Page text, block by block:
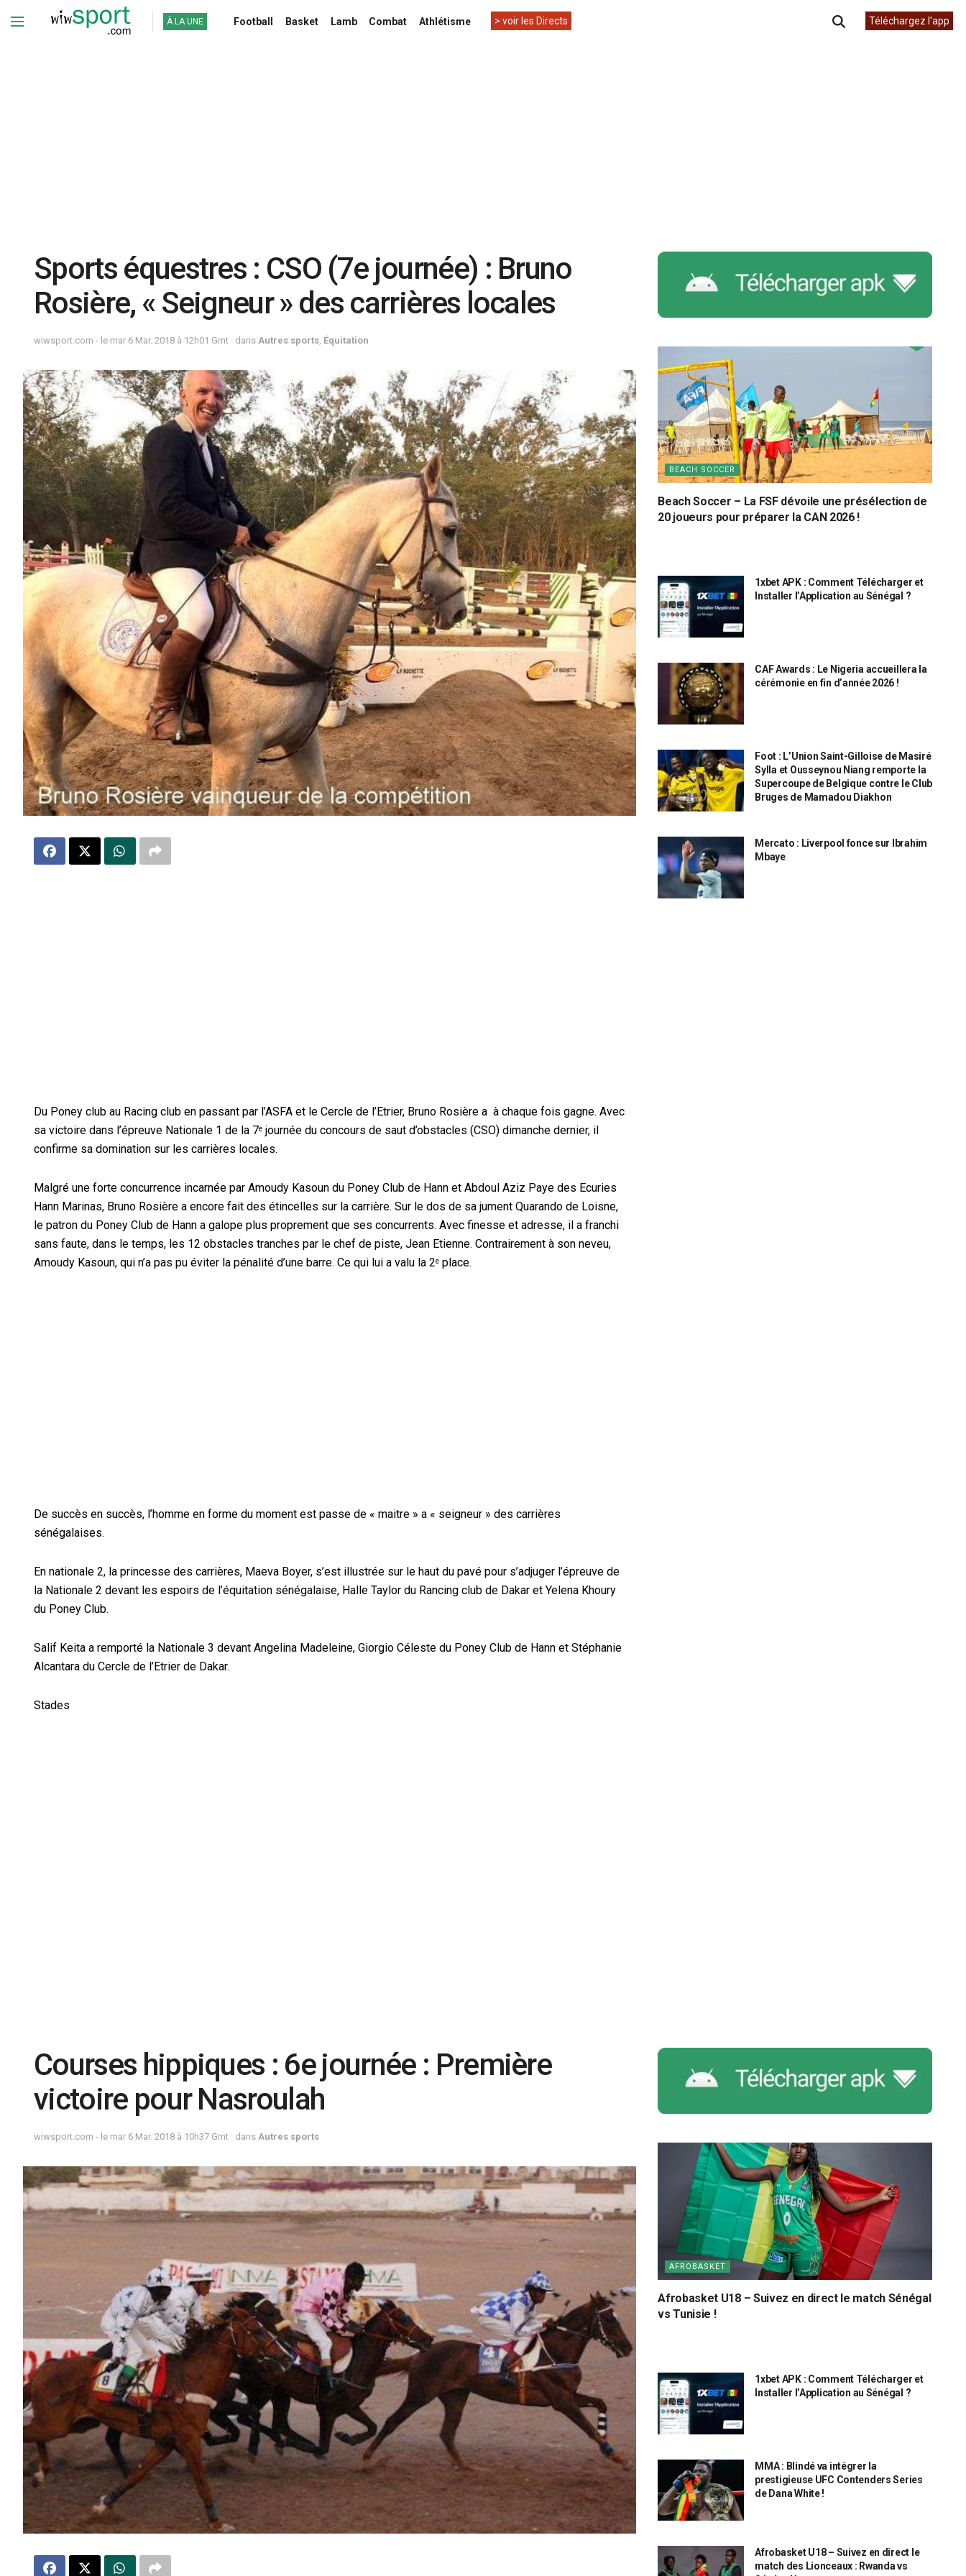
À LA UNE Football Basket Lamb Combat Athlétisme > voir les Directs Téléchargez l'app
Sports équestres : CSO (7e journée) : Bruno
Rosière, « Seigneur » des carrières locales
wiwsport.com - le mar 6 Mar. 2018 à 12h01 Gmt dans Autres sports Équitation
Du Poney club au Racing club en passant par l’ASFA et le Cercle de l’Etrier, Bruno Rosière a à chaque fois gagne. Avec
sa victoire dans l’épreuve Nationale 1 de la 7e journée du concours de saut d’obstacles (CSO) dimanche dernier, il
confirme sa domination sur les carrières locales.
Malgré une forte concurrence incarnée par Amoudy Kasoun du Poney Club de Hann et Abdoul Aziz Paye des Ecuries
Hann Marinas, Bruno Rosière a encore fait des étincelles sur la carrière. Sur le dos de sa jument Quarando de Loisne,
le patron du Poney Club de Hann a galope plus proprement que ses concurrents. Avec finesse et adresse, il a franchi
sans faute, dans le temps, les 12 obstacles tranches par le chef de piste, Jean Etienne. Contrairement à son neveu,
Amoudy Kasoun, qui n’a pas pu éviter la pénalité d’une barre. Ce qui lui a valu la 2e place.
De succès en succès, l’homme en forme du moment est passe de « maitre » a « seigneur » des carrières
sénégalaises.
En nationale 2, la princesse des carrières, Maeva Boyer, s’est illustrée sur le haut du pavé pour s’adjuger l’épreuve de
la Nationale 2 devant les espoirs de l’équitation sénégalaise, Halle Taylor du Rancing club de Dakar et Yelena Khoury
du Poney Club.
Salif Keita a remporté la Nationale 3 devant Angelina Madeleine, Giorgio Céleste du Poney Club de Hann et Stéphanie
Alcantara du Cercle de l’Etrier de Dakar.
Stades
BEACH SOCCER
Beach Soccer – La FSF dévoile une présélection de
20 joueurs pour préparer la CAN 2026 !
1xbet APK : Comment Télécharger et
Installer l’Application au Sénégal ?
CAF Awards : Le Nigeria accueillera la
cérémonie en fin d’année 2026 !
Foot : L’Union Saint-Gilloise de Masiré
Sylla et Ousseynou Niang remporte la
Supercoupe de Belgique contre le Club
Bruges de Mamadou Diakhon
Mercato : Liverpool fonce sur Ibrahim
Mbaye
Courses hippiques : 6e journée : Première
victoire pour Nasroulah
wiwsport.com - le mar 6 Mar. 2018 à 10h37 Gmt dans Autres sports
AFROBASKET
Afrobasket U18 – Suivez en direct le match Sénégal
vs Tunisie !
1xbet APK : Comment Télécharger et
Installer l’Application au Sénégal ?
MMA : Blindé va intégrer la
prestigieuse UFC Contenders Series
de Dana White !
Afrobasket U18 – Suivez en direct le
match des Lionceaux : Rwanda vs